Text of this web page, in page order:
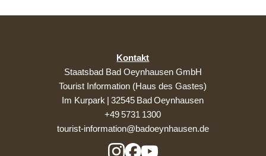
Kontakt
Staatsbad Bad Oeynhausen GmbH
Tourist Information (Haus des Gastes)
Im Kurpark | 32545 Bad Oeynhausen
+49 5731 1300
tourist-information@badoeynhausen.de